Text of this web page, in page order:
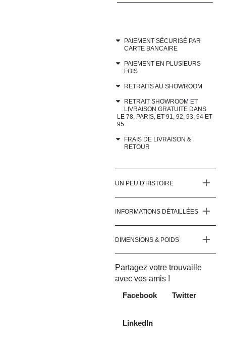
PAIEMENT SÉCURISÉ PAR
CARTE BANCAIRE
PAIEMENT EN PLUSIEURS
FOIS
RETRAITS AU SHOWROOM
RETRAIT SHOWROOM ET
LIVRAISON GRATUITE DANS
LE 78, PARIS, ET 91, 92, 93, 94 ET
95.
FRAIS DE LIVRAISON &
RETOUR
UN PEU D'HISTOIRE
INFORMATIONS DÉTAILLÉES
DIMENSIONS & POIDS
Partagez votre trouvaille
avec vos amis !
Facebook
Twitter
LinkedIn